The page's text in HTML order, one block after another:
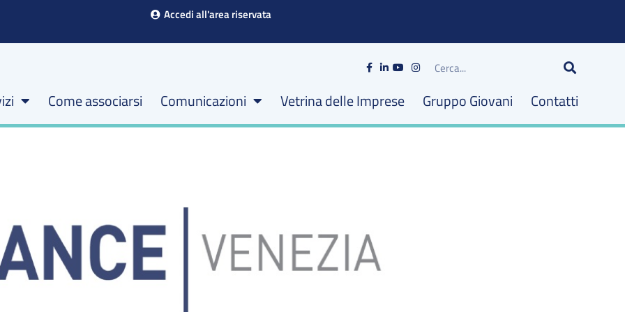
Accedi all'area riservata
Come associarsi Comunicazioni Vetrina delle Imprese Gruppo Giovani Contatti